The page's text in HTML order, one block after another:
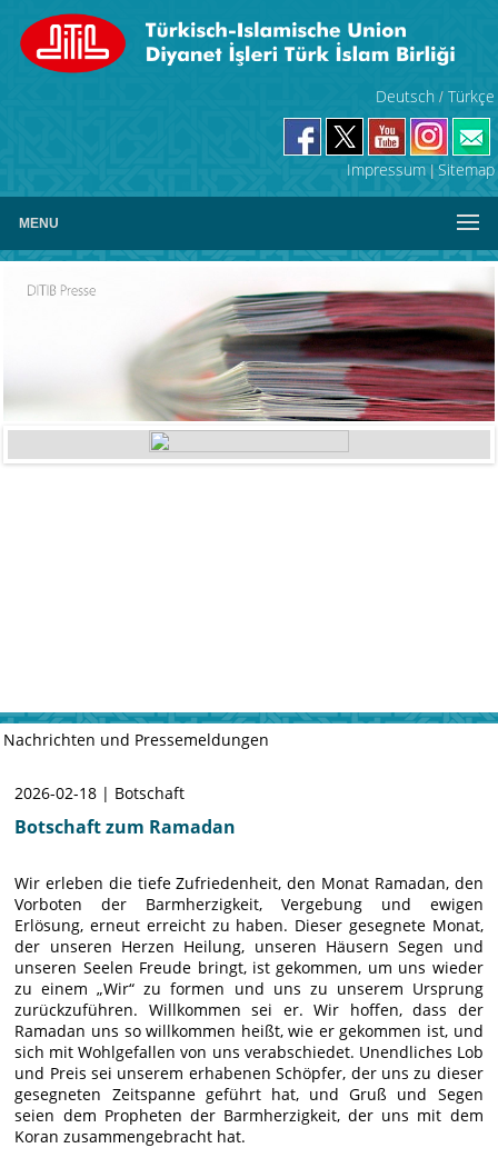
Deutsch / Türkçe
Impressum| Sitemap
MENU
Nachrichten und Pressemeldungen
2026-02-18 | Botschaft
Botschaft zum Ramadan
Wir erleben die tiefe Zufriedenheit, den Monat Ramadan, den
Vorboten der Barmherzigkeit, Vergebung und ewigen
Erlösung, erneut erreicht zu haben. Dieser gesegnete Monat,
der unseren Herzen Heilung, unseren Häusern Segen und
unseren Seelen Freude bringt, ist gekommen, um uns wieder
zu einem „Wir“ zu formen und uns zu unserem Ursprung
zurückzuführen. Willkommen sei er. Wir hoffen, dass der
Ramadan uns so willkommen heißt, wie er gekommen ist, und
sich mit Wohlgefallen von uns verabschiedet. Unendliches Lob
und Preis sei unserem erhabenen Schöpfer, der uns zu dieser
gesegneten Zeitspanne geführt hat, und Gruß und Segen
seien dem Propheten der Barmherzigkeit, der uns mit dem
Koran zusammengebracht hat.